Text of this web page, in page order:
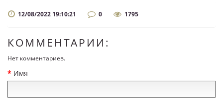
12/08/2022 19:10:21 0 1795
КОММЕНТАРИИ:
Нет комментариев.
Имя